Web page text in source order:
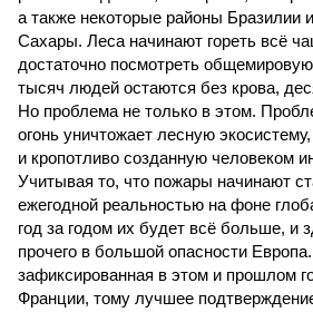
а также некоторые районы Бразилии
Сахары. Леса начинают гореть всё
достаточно посмотреть общемировую
тысяч людей остаются без крова,
Но проблема не только в этом.
огонь уничтожает лесную
и кропотливо созданную человеком
Учитывая то, что пожары начинают
ежегодной реальностью на фоне
год за годом их будет всё больше, и
прочего в большой опасности
зафиксированная в этом и прошлом
Франции, тому лучшее